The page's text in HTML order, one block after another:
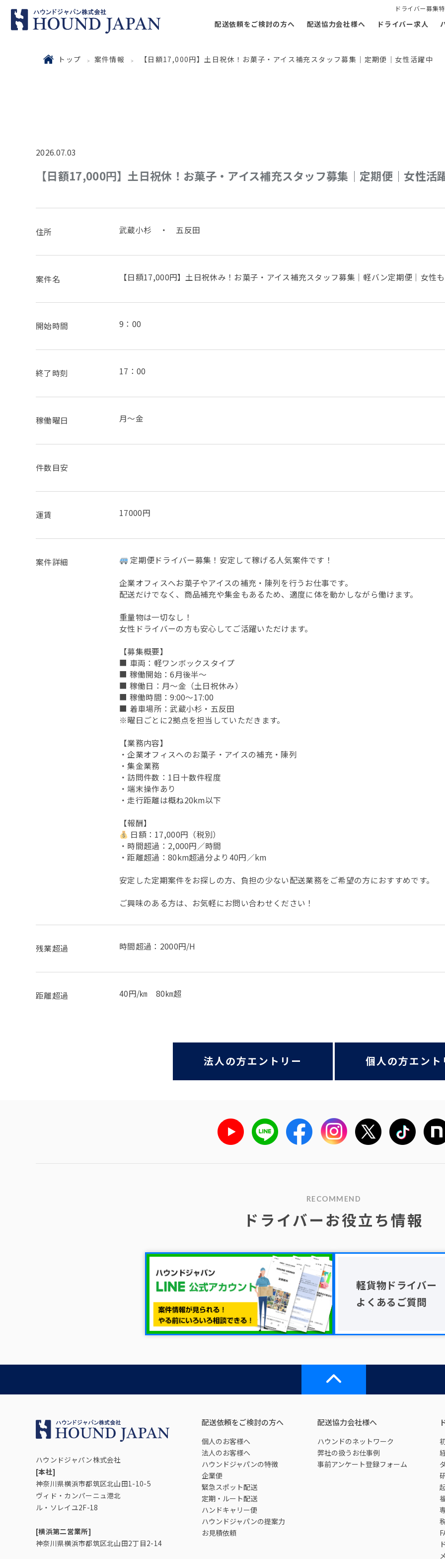
ドライバー募集
配送依頼をご検討の方へ 配送協力会社様へ ドライバー求人
トップ 案件情報 【日額17,000円】土日祝休！お菓子・アイス補充スタッフ募集｜定期便｜女性活躍中
2026.07.03
【日額17,000円】土日祝休！お菓子・アイス補充スタッフ募集｜定期便｜女性活
住所 武蔵小杉 ・ 五反田
案件名 【日額17,000円】土日祝休み！お菓子・アイス補充スタッフ募集｜軽バン定期便｜女性
開始時間 9：00
終了時刻 17：00
稼働曜日 月～金
件数目安
運賃 17000円
案件詳細
定期便ドライバー募集！安定して稼げる人気案件です！
企業オフィスへお菓子やアイスの補充・陳列を行うお仕事です。
配送だけでなく、商品補充や集金もあるため、適度に体を動かしながら働けます。
重量物は一切なし！
女性ドライバーの方も安心してご活躍いただけます。
【募集概要】
■ 車両：軽ワンボックスタイプ
■ 稼働開始：6月後半～
■ 稼働日：月～金（土日祝休み）
■ 稼働時間：9:00～17:00
■ 着車場所：武蔵小杉・五反田
※曜日ごとに2拠点を担当していただきます。
【業務内容】
・企業オフィスへのお菓子・アイスの補充・陳列
・集金業務
・訪問件数：1日十数件程度
・端末操作あり
・走行距離は概ね20km以下
【報酬】
日額：17,000円（税別）
・時間超過：2,000円／時間
・距離超過：80km超過分より40円／km
安定した定期案件をお探しの方、負担の少ない配送業務をご希望の方におすすめです。
ご興味のある方は、お気軽にお問い合わせください！
残業超過 時間超過：2000円/H
距離超過 40円/㎞ 80㎞超
法人の方エントリー 個人の方エント
RECOMMEND
ドライバーお役立ち情報
軽貨物ドライバー
よくあるご質問
ハウンドジャパン株式会社
[本社]
神奈川県横浜市都筑区北山田1-10-5
ヴィド・カンパーニュ港北
ル・ソレイユ2F-18
[横浜第二営業所]
神奈川県横浜市都筑区北山田2丁目2-14
配送依頼をご検討の方へ
個人のお客様へ
法人のお客様へ
ハウンドジャパンの特徴
企業便
緊急スポット配送
定期・ルート配送
ハンドキャリー便
ハウンドジャパンの提案力
お見積依頼
配送協力会社様へ
ハウンドのネットワーク
弊社の扱うお仕事例
事前アンケート登録フォーム